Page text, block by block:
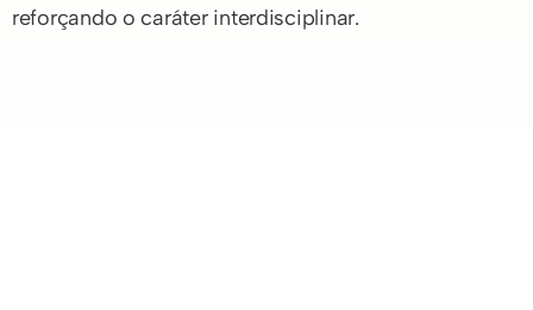
reforçando o caráter interdisciplinar.